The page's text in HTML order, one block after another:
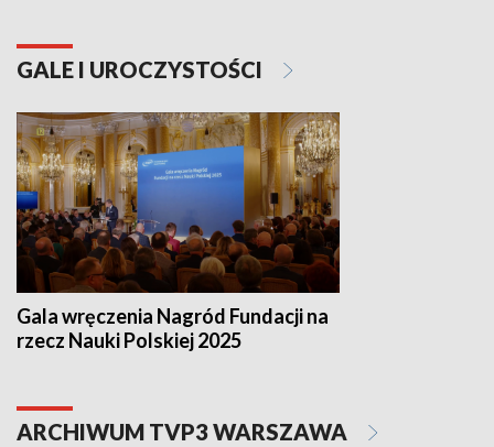
GALE I UROCZYSTOŚCI
Gala wręczenia Nagród Fundacji na
rzecz Nauki Polskiej 2025
ARCHIWUM TVP3 WARSZAWA